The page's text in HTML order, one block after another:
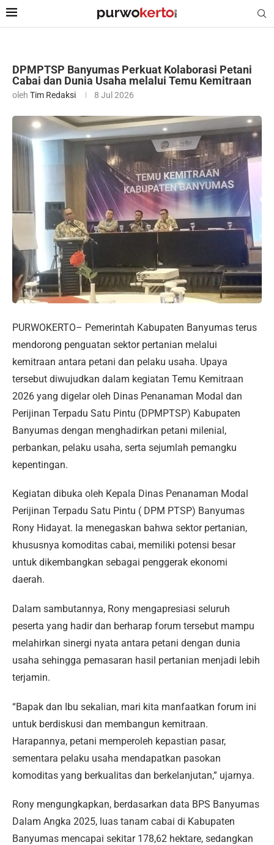
DPMPTSP Banyumas Perkuat Kolaborasi Petani
Cabai dan Dunia Usaha melalui Temu Kemitraan
oleh Tim Redaksi 8 Jul 2026
PURWOKERTO– Pemerintah Kabupaten Banyumas terus
mendorong penguatan sektor pertanian melalui
kemitraan antara petani dan pelaku usaha. Upaya
tersebut diwujudkan dalam kegiatan Temu Kemitraan
2026 yang digelar oleh Dinas Penanaman Modal dan
Perijinan Terpadu Satu Pintu (DPMPTSP) Kabupaten
Banyumas dengan menghadirkan petani milenial,
perbankan, pelaku usaha, serta sejumlah pemangku
kepentingan.
Kegiatan dibuka oleh Kepala Dinas Penanaman Modal
Perijinan Terpadu Satu Pintu ( DPM PTSP) Banyumas
Rony Hidayat. Ia menegaskan bahwa sektor pertanian,
khususnya komoditas cabai, memiliki potensi besar
untuk dikembangkan sebagai penggerak ekonomi
daerah.
Dalam sambutannya, Rony mengapresiasi seluruh
peserta yang hadir dan berharap forum tersebut mampu
melahirkan sinergi nyata antara petani dengan dunia
usaha sehingga pemasaran hasil pertanian menjadi lebih
terjamin.
“Bapak dan Ibu sekalian, mari kita manfaatkan forum ini
untuk berdiskusi dan membangun kemitraan.
Harapannya, petani memperoleh kepastian pasar,
sementara pelaku usaha mendapatkan pasokan
komoditas yang berkualitas dan berkelanjutan,” ujarnya.
Rony mengungkapkan, berdasarkan data BPS Banyumas
Dalam Angka 2025, luas tanam cabai di Kabupaten
Banyumas mencapai sekitar 178,62 hektare, sedangkan